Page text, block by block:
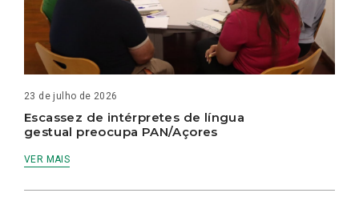
23 de julho de 2026
Escassez de intérpretes de língua
gestual preocupa PAN/Açores
VER MAIS